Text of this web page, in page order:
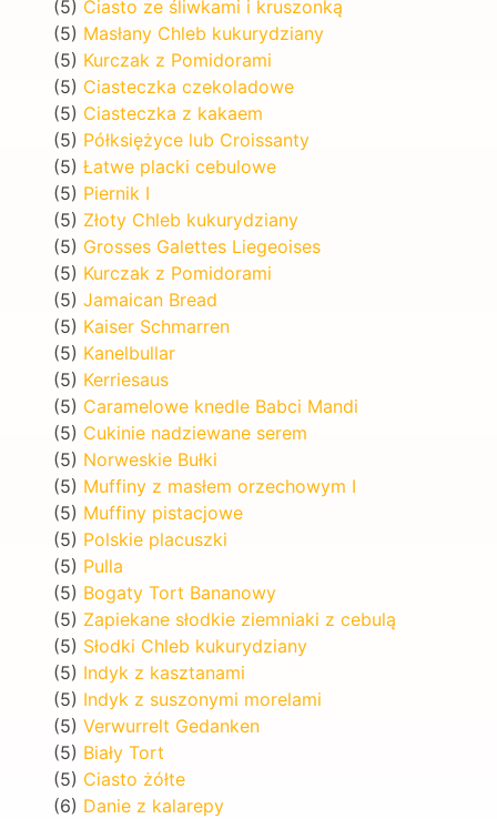
(5) Ciasto ze śliwkami i kruszonką
(5) Masłany Chleb kukurydziany
(5) Kurczak z Pomidorami
(5) Ciasteczka czekoladowe
(5) Ciasteczka z kakaem
(5) Półksiężyce lub Croissanty
(5) Łatwe placki cebulowe
(5) Piernik I
(5) Złoty Chleb kukurydziany
(5) Grosses Galettes Liegeoises
(5) Kurczak z Pomidorami
(5) Jamaican Bread
(5) Kaiser Schmarren
(5) Kanelbullar
(5) Kerriesaus
(5) Caramelowe knedle Babci Mandi
(5) Cukinie nadziewane serem
(5) Norweskie Bułki
(5) Muffiny z masłem orzechowym I
(5) Muffiny pistacjowe
(5) Polskie placuszki
(5) Pulla
(5) Bogaty Tort Bananowy
(5) Zapiekane słodkie ziemniaki z cebulą
(5) Słodki Chleb kukurydziany
(5) Indyk z kasztanami
(5) Indyk z suszonymi morelami
(5) Verwurrelt Gedanken
(5) Biały Tort
(5) Ciasto żółte
(6) Danie z kalarepy